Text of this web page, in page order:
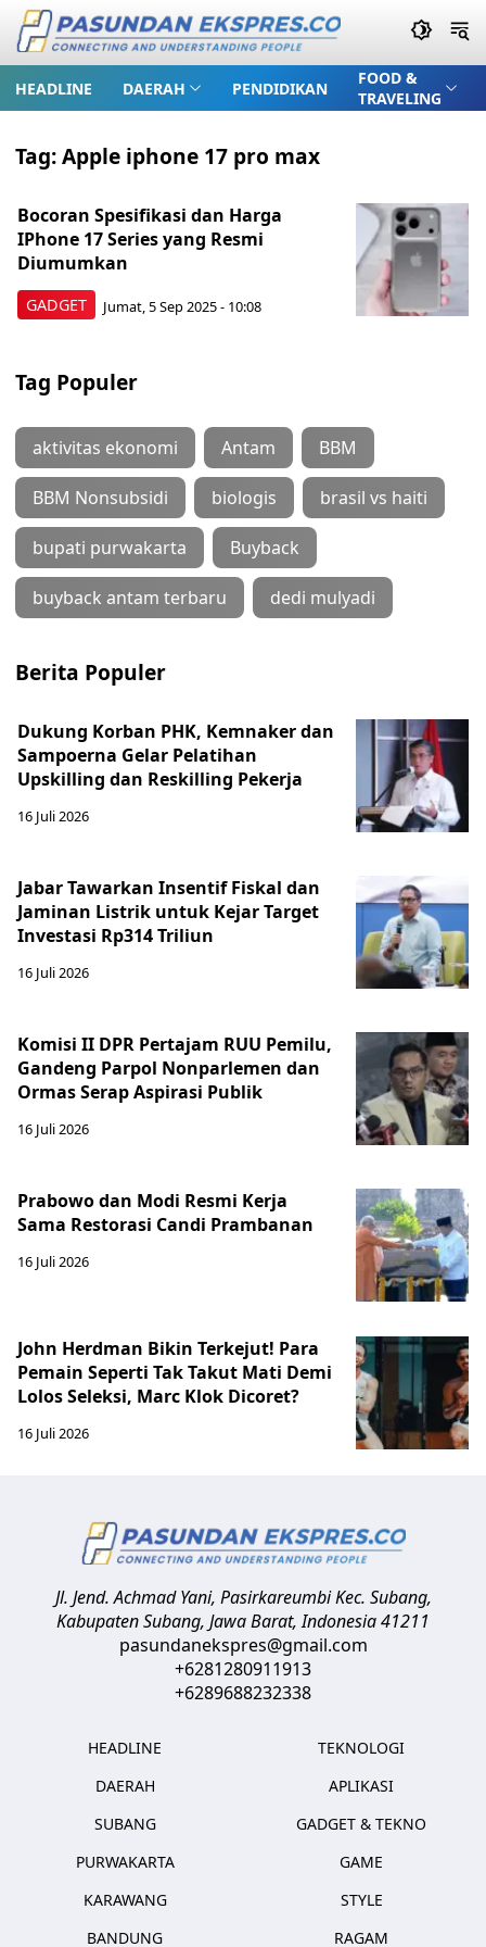
HEADLINE DAERAH PENDIDIKAN
FOOD &
TRAVELING
Tag:Apple iphone 17 pro max
GADGET
Bocoran Spesifikasi dan Harga
IPhone 17 Series yang Resmi
Diumumkan
Jumat, 5 Sep 2025 - 10:08
Tag Populer
aktivitas ekonomi Antam BBM
BBM Nonsubsidi biologis brasil vs haiti
bupati purwakarta Buyback
buyback antam terbaru dedi mulyadi
Berita Populer
Dukung Korban PHK, Kemnaker dan
Sampoerna Gelar Pelatihan
Upskilling dan Reskilling Pekerja
16 Juli 2026
Jabar Tawarkan Insentif Fiskal dan
Jaminan Listrik untuk Kejar Target
Investasi Rp314 Triliun
16 Juli 2026
Komisi II DPR Pertajam RUU Pemilu,
Gandeng Parpol Nonparlemen dan
Ormas Serap Aspirasi Publik
16 Juli 2026
Prabowo dan Modi Resmi Kerja
Sama Restorasi Candi Prambanan
16 Juli 2026
John Herdman Bikin Terkejut! Para
Pemain Seperti Tak Takut Mati Demi
Lolos Seleksi, Marc Klok Dicoret?
16 Juli 2026
Jl. Jend. Achmad Yani, Pasirkareumbi Kec. Subang,
Kabupaten Subang, Jawa Barat,Indonesia41211
pasundanekspres@gmail.com
+6281280911913
+6289688232338
HEADLINE
DAERAH
SUBANG
PURWAKARTA
KARAWANG
BANDUNG
TEKNOLOGI
APLIKASI
GADGET & TEKNO
GAME
STYLE
RAGAM